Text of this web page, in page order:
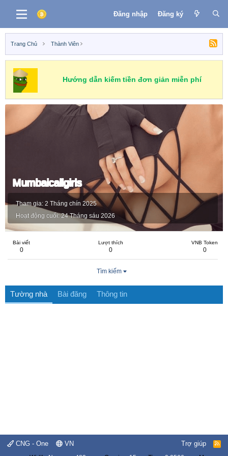
Đăng nhập Đăng ký
Trang Chủ Thành Viên
Hướng dẫn kiếm tiền đơn giản miễn phí
Mumbaicallgirls
Tham gia 2 Tháng chín 2025
Hoạt động cuối 24 Tháng sáu 2026
Bài viết
0
Lượt thích
0
VNB Token
0
Tìm kiếm
Tường nhà Bài đăng Thông tin
CNG - One VN Trợ giúp
R